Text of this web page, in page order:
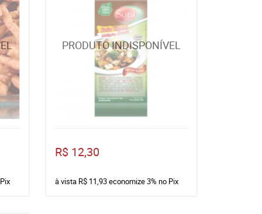
R$ 12,30
à vista R$ 11,93economize3% no Pix